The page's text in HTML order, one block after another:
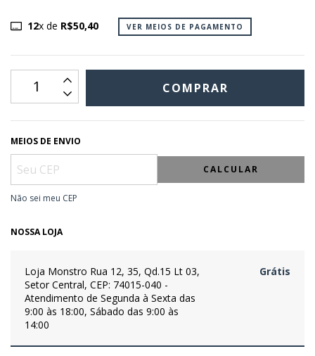
12x de R$50,40 VER MEIOS DE PAGAMENTO
MEIOS DE ENVIO
CALCULAR
Não sei meu CEP
NOSSA LOJA
Loja Monstro Rua 12, 35, Qd.15 Lt 03,
Setor Central, CEP: 74015-040 -
Atendimento de Segunda à Sexta das
9:00 às 18:00, Sábado das 9:00 às
14:00
Grátis